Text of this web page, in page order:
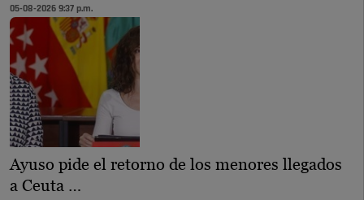
05-08-2026 9:37 p.m.
Ayuso pide el retorno de los menores llegados
a Ceuta …